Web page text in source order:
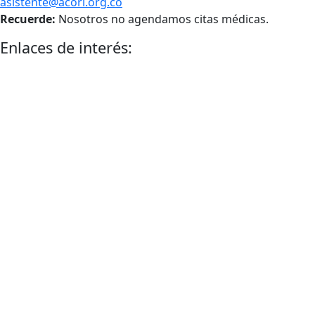
Recuerde: Nosotros no agendamos citas médicas.
Enlaces de interés: